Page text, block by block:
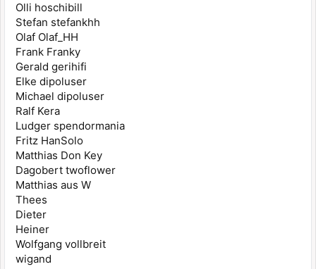
Olli hoschibill
Stefan stefankhh
Olaf Olaf_HH
Frank Franky
Gerald gerihifi
Elke dipoluser
Michael dipoluser
Ralf Kera
Ludger spendormania
Fritz HanSolo
Matthias Don Key
Dagobert twoflower
Matthias aus W
Thees
Dieter
Heiner
Wolfgang vollbreit
wigand